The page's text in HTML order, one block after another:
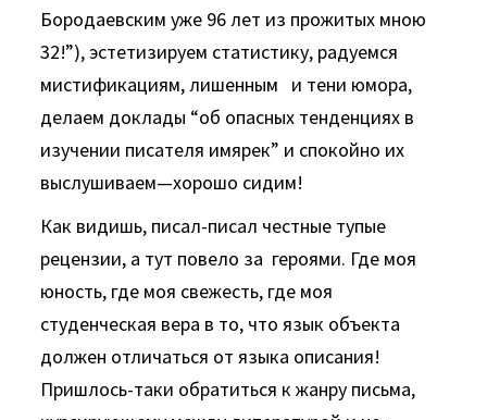
Бородаевским уже 96 лет из прожитых мною
32!”), эстетизируем статистику, радуемся
мистификациям, лишенным и тени юмора,
делаем доклады “об опасных тенденциях в
изучении писателя имярек” и спокойно их
выслушиваем—хорошо сидим!
Как видишь, писал-писал честные тупые
рецензии, а тут повело за героями. Где моя
юность, где моя свежесть, где моя
студенческая вера в то, что язык объекта
должен отличаться от языка описания!
Пришлось-таки обратиться к жанру письма,